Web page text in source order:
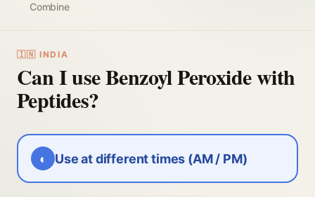
Combine
🇮🇳 INDIA
Can I use Benzoyl Peroxide with
Peptides?
◐ Use at different times (AM / PM)